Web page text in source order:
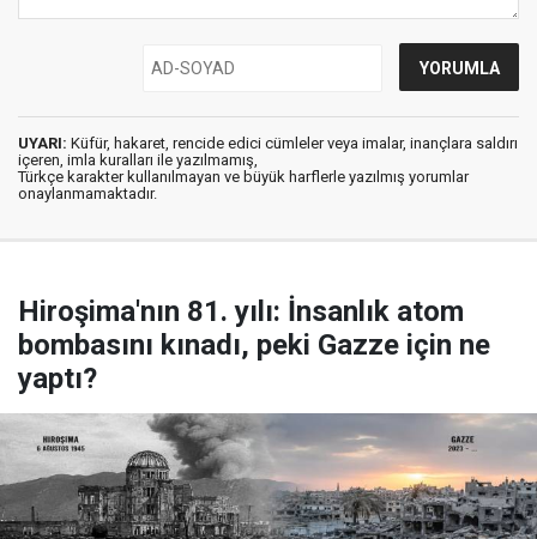
UYARI: Küfür, hakaret, rencide edici cümleler veya imalar, inançlara saldırı
içeren, imla kuralları ile yazılmamış,
Türkçe karakter kullanılmayan ve büyük harflerle yazılmış yorumlar
onaylanmamaktadır.
Hiroşima'nın 81. yılı: İnsanlık atom
bombasını kınadı, peki Gazze için ne
yaptı?